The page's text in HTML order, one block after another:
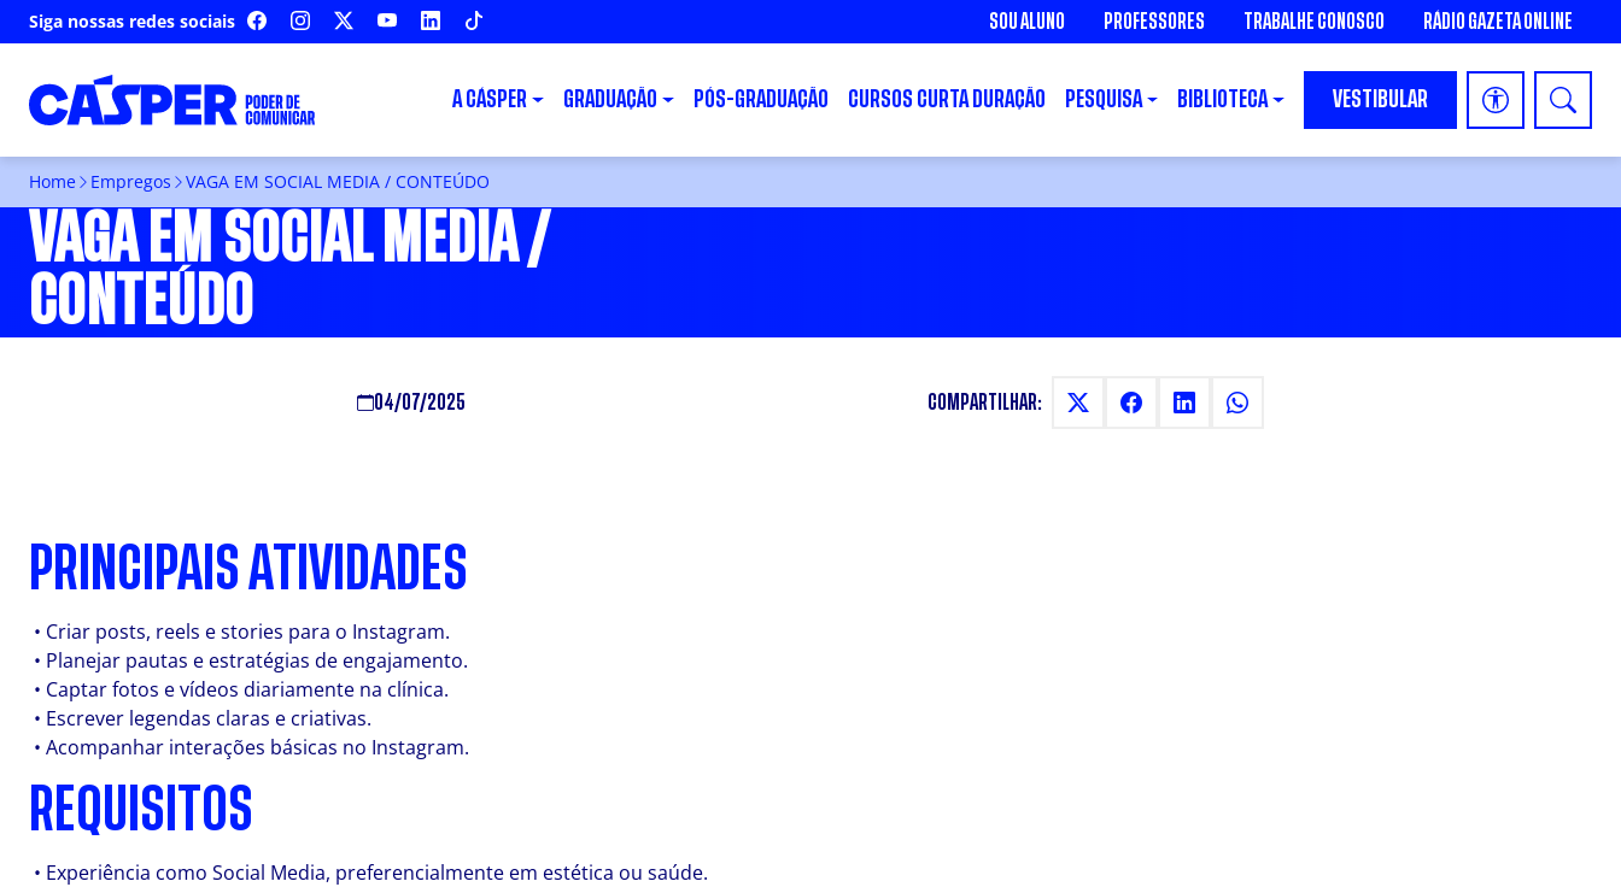
Siga nossas redes sociais FACEBOOKINSTAGRAM YOUTUBELINKEDIN SOU ALUNO PROFESSORES TRABALHE CONOSCO RÁDIO GAZETA ONLINE
A CÁSPER GRADUAÇÃO PÓS-GRADUAÇÃO CURSOS CURTA DURAÇÃO PESQUISA BIBLIOTECA VESTIBULAR
Home Empregos VAGA EM SOCIAL MEDIA / CONTEÚDO
VAGA EM SOCIAL MEDIA /
CONTEÚDO
04/07/2025 COMPARTILHAR:
PRINCIPAIS ATIVIDADES
• Criar posts, reels e stories para o Instagram.
• Planejar pautas e estratégias de engajamento.
• Captar fotos e vídeos diariamente na clínica.
• Escrever legendas claras e criativas.
• Acompanhar interações básicas no Instagram.
REQUISITOS
• Experiência como Social Media, preferencialmente em estética ou saúde.